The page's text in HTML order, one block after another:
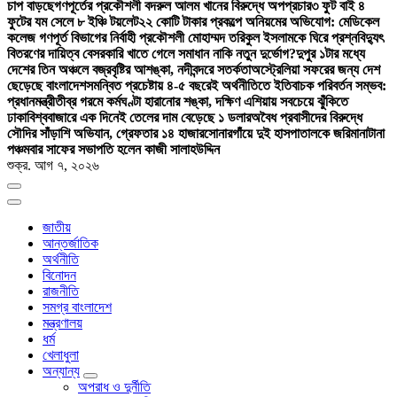
চাপ বাড়ছেগণপূর্তের প্রকৌশলী বদরুল আলম খানের বিরুদ্ধে অপপ্রচার৩ ফুট বাই ৪
ফুটের যম সেলে ৮ ইঞ্চি টয়লেট২২ কোটি টাকার প্রকল্পে অনিয়মের অভিযোগ: মেডিকেল
কলেজ গণপূর্ত বিভাগের নির্বাহী প্রকৌশলী মোহাম্মদ তরিকুল ইসলামকে ঘিরে প্রশ্নবিদ্যুৎ
বিতরণের দায়িত্ব বেসরকারি খাতে গেলে সমাধান নাকি নতুন দুর্ভোগ?দুপুর ১টার মধ্যে
দেশের তিন অঞ্চলে বজ্রবৃষ্টির আশঙ্কা, নদীবন্দরে সতর্কতাঅস্ট্রেলিয়া সফরের জন্য দেশ
ছেড়েছে বাংলাদেশসমন্বিত প্রচেষ্টায় ৪-৫ বছরেই অর্থনীতিতে ইতিবাচক পরিবর্তন সম্ভব:
প্রধানমন্ত্রীতীব্র গরমে কর্মঘণ্টা হারানোর শঙ্কা, দক্ষিণ এশিয়ায় সবচেয়ে ঝুঁকিতে
ঢাকাবিশ্ববাজারে এক দিনেই তেলের দাম বেড়েছে ১ ডলারঅবৈধ প্রবাসীদের বিরুদ্ধে
সৌদির সাঁড়াশি অভিযান, গ্রেফতার ১৪ হাজারসোনারগাঁয়ে দুই হাসপাতালকে জরিমানাটানা
পঞ্চমবার সাফের সভাপতি হলেন কাজী সালাহউদ্দিন
শুক্র. আগ ৭, ২০২৬
জাতীয়
আন্তর্জাতিক
অর্থনীতি
বিনোদন
রাজনীতি
সমগ্র বাংলাদেশ
মন্ত্রণালয়
ধর্ম
খেলাধুলা
অন্যান্য
অপরাধ ও দুর্নীতি